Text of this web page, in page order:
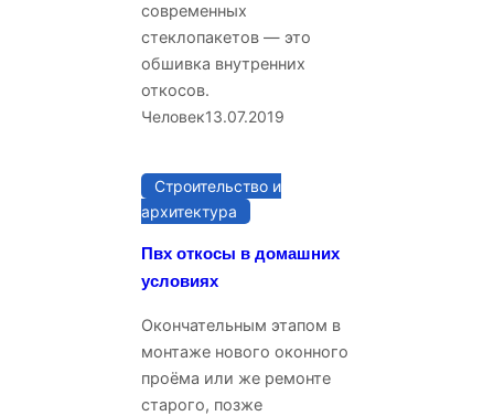
современных
стеклопакетов — это
обшивка внутренних
откосов.
Человек13.07.2019
Строительство и
архитектура
Пвх откосы в домашних
условиях
Окончательным этапом в
монтаже нового оконного
проёма или же ремонте
старого, позже